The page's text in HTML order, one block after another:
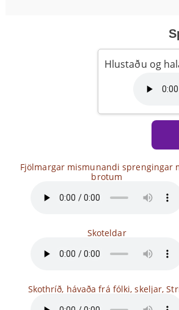
Hlustaðu og
Fjölmargar mismunandi sprengingar
brotum
Skoteldar
Skothríð, hávaða frá fólki, skeljar,